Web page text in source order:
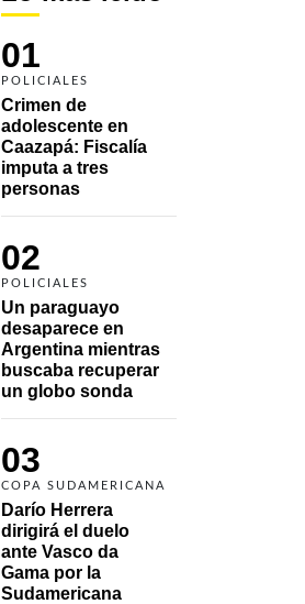
01
POLICIALES
Crimen de
adolescente en
Caazapá: Fiscalía
imputa a tres
personas
02
POLICIALES
Un paraguayo
desaparece en
Argentina mientras
buscaba recuperar
un globo sonda
03
COPA SUDAMERICANA
Darío Herrera
dirigirá el duelo
ante Vasco da
Gama por la
Sudamericana